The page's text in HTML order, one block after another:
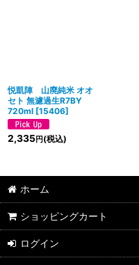
悦凱陣 山廃純米 オオ
セト 無濾過生R7BY
720ml [15406]
2,335円 (税込)
ホーム
ショッピングカート
ログイン